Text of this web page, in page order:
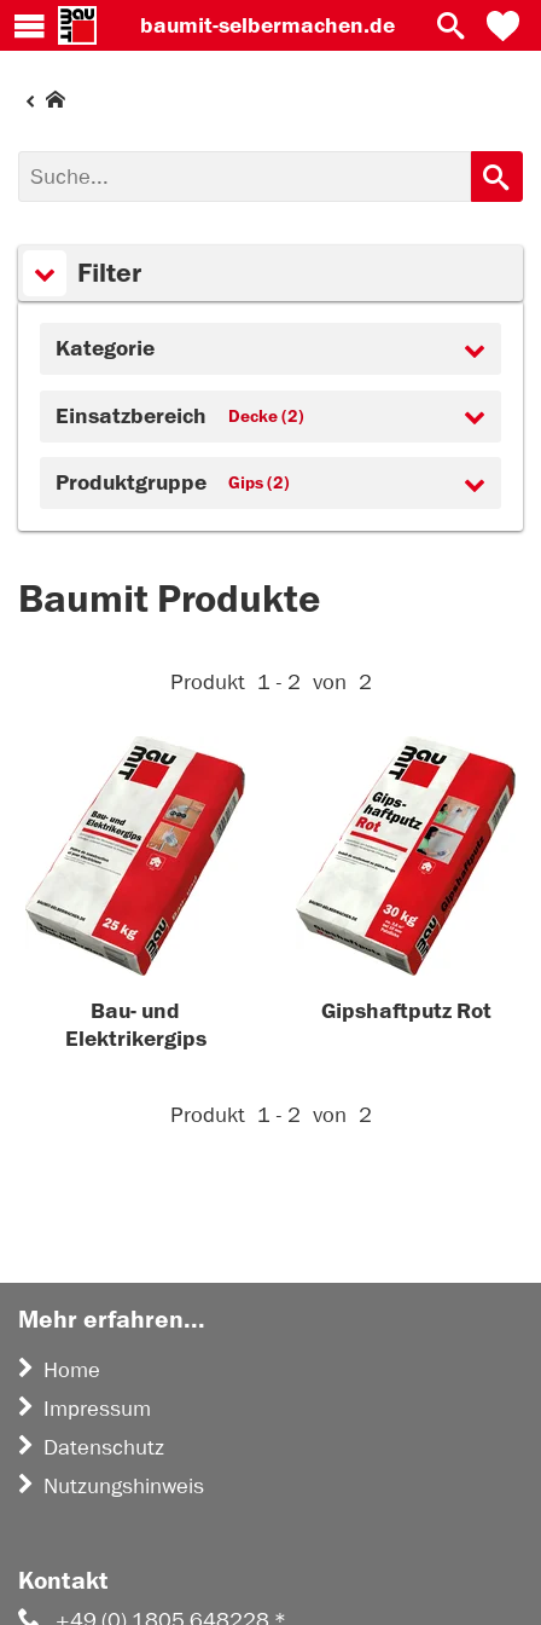
baumit-selbermachen.de
Filter
Kategorie
Einsatzbereich Decke (2)
Produktgruppe Gips (2)
Baumit Produkte
Aktive Filter:
Produkt 1 - 2 von 2
Bau- und
Elektrikergips
Gipshaftputz Rot
Aktive Filter:
Produkt 1 - 2 von 2
Mehr erfahren...
Home
Impressum
Datenschutz
Nutzungshinweis
Kontakt